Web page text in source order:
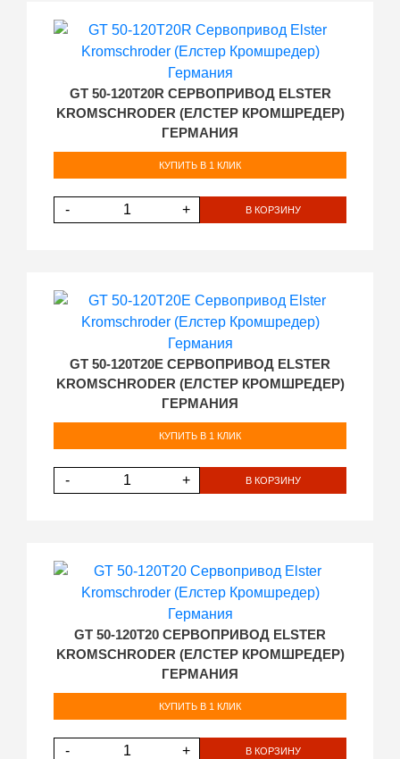
GT 50-120T20R СЕРВОПРИВОД ELSTER
KROMSCHRODER (ЕЛСТЕР КРОМШРЕДЕР)
ГЕРМАНИЯ
КУПИТЬ В 1 КЛИК
- + В КОРЗИНУ
GT 50-120T20E СЕРВОПРИВОД ELSTER
KROMSCHRODER (ЕЛСТЕР КРОМШРЕДЕР)
ГЕРМАНИЯ
КУПИТЬ В 1 КЛИК
- + В КОРЗИНУ
GT 50-120T20 СЕРВОПРИВОД ELSTER
KROMSCHRODER (ЕЛСТЕР КРОМШРЕДЕР)
ГЕРМАНИЯ
КУПИТЬ В 1 КЛИК
- + В КОРЗИНУ